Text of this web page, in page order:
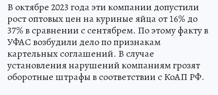
В октябре 2023 года эти компании допустили
рост оптовых цен на куриные яйца от 16% до
37% в сравнении с сентябрем. По этому факту в
УФАС возбудили дело по признакам
картельных соглашений. В случае
установления нарушений компаниям грозят
оборотные штрафы в соответствии с КоАП РФ.